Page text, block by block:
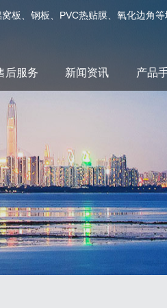
板、钢板、PVC热贴膜、氧化边角
后服务 新闻资讯 产品